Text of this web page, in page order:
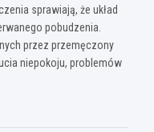
sprawiają, że układ
pobudzenia.
przez przemęczony
niepokoju, problemów